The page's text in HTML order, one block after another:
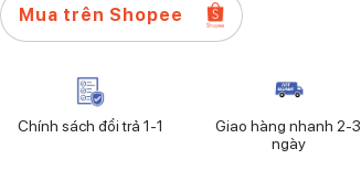
Mua trên Shopee
Chính sách đổi trả 1-1
Giao hàng nhanh 2-3
ngày